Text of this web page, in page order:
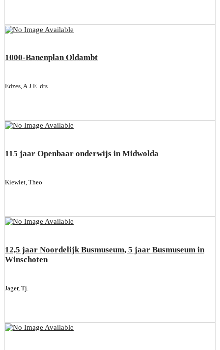
1000-Banenplan Oldambt
Edzes, A.J.E. drs
115 jaar Openbaar onderwijs in Midwolda
Kiewiet, Theo
12,5 jaar Noordelijk Busmuseum, 5 jaar Busmuseum in
Winschoten
Jager, Tj.